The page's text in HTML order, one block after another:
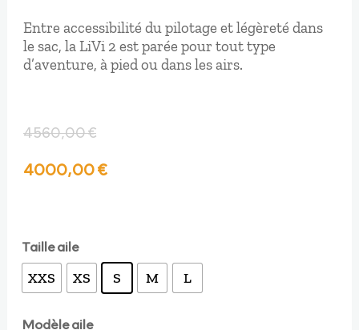
Entre accessibilité du pilotage et légèreté dans
le sac, la LiVi 2 est parée pour tout type
d’aventure, à pied ou dans les airs.
4560,00€
Le
initial
était :
4000,00€Le
est :
Taille aile
XXS XS S M L
Modèle aile